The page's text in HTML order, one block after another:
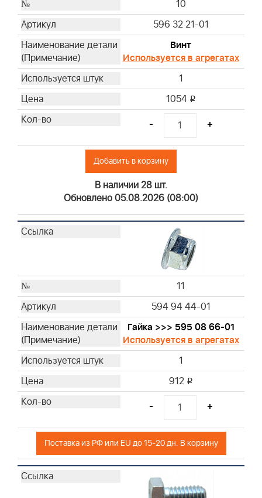
10
596 32 21-01
Винт
Используется в агрегатах
1
1054 i
- +
Добавить в корзину
В наличии 28 шт.
Обновлено 05.08.2026 (08:00)
11
594 94 44-01
Гайка >>> 595 08 66-01
Используется в агрегатах
1
912 i
- +
Поставка из РФ или EU до 15-20 дн. В корзину